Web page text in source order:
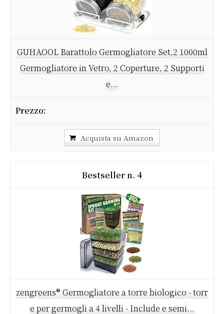
GUHAOOL Barattolo Germogliatore Set,2 1000ml
Germogliatore in Vetro, 2 Coperture, 2 Supporti
e...
Acquista su Amazon
4
zengreens® Germogliatore a torre biologico - torr
e per germogli a 4 livelli - Include e semi...